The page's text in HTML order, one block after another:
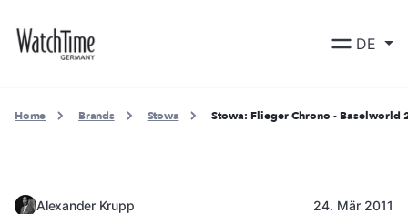
DE
Home Brands Stowa Stowa: Flieger Chrono - Baselworld
Alexander Krupp 24. Mär 2011